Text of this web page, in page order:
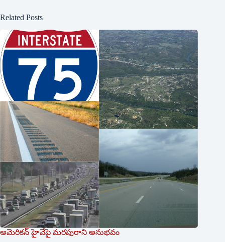
Related Posts
అమెరికన్ హైవేపై మ‌ర‌పురాని అనుభ‌వం